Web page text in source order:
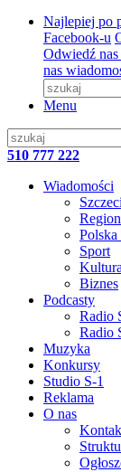
Najlepiej po
Facebook-u
Odwiedź
nas
Menu
510 777 222
Wiadomości
Region
Sport
Kultura
Biznes
Podcasty
Radio
Radio
Muzyka
Konkursy
Studio S-1
Reklama
O nas